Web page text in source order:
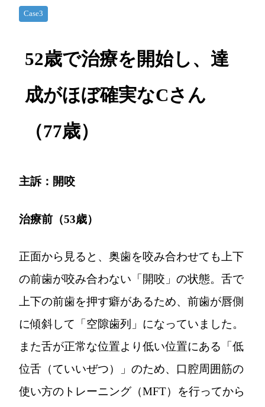
Case3
52歳で治療を開始し、達
成がほぼ確実なCさん
（77歳）
主訴：開咬
治療前（53歳）
正面から見ると、奥歯を咬み合わせても上下
の前歯が咬み合わない「開咬」の状態。舌で
上下の前歯を押す癖があるため、前歯が唇側
に傾斜して「空隙歯列」になっていました。
また舌が正常な位置より低い位置にある「低
位舌（ていいぜつ）」のため、口腔周囲筋の
使い方のトレーニング（MFT）を行ってから